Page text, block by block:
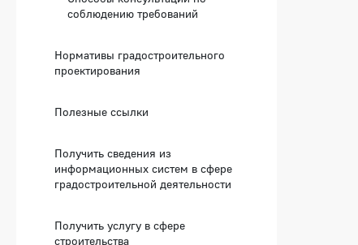
соблюдению требований
Нормативы градостроительного
проектирования
Полезные ссылки
Получить сведения из
информационных систем в сфере
градостроительной деятельности
Получить услугу в сфере
строительства